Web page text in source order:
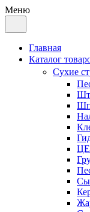
Меню
Главная
Каталог
Сухие